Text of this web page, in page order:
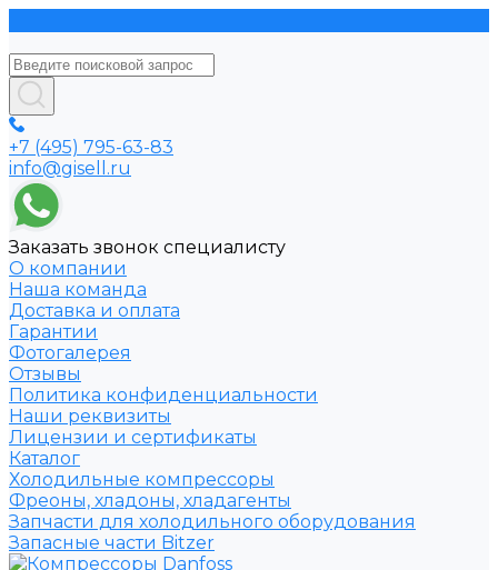
+7 (495) 795-63-83
info@gisell.ru
Заказать звонок специалисту
О компании
Наша команда
Доставка и оплата
Гарантии
Фотогалерея
Отзывы
Политика конфиденциальности
Наши реквизиты
Лицензии и сертификаты
Каталог
Холодильные компрессоры
Фреоны, хладоны, хладагенты
Запчасти для холодильного оборудования
Запасные части Bitzer